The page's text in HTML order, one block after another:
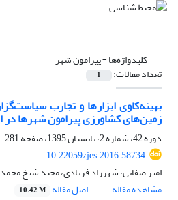
کلیدواژه‌ها =پیرامون شهر
تعداد مقالات: 1
بهینه‌کاوی ابزارها و تجارب
زمین‌های کشاورزی پیرامون شهرها در
دوره 42، شماره 2، تابستان 1395، صفحه
281-314
10.22059/jes.2016.58734
امیر صفایی، شهرزاد فریادی، مجید شیخ
مشاهده مقاله
اصل مقاله 10.42 M